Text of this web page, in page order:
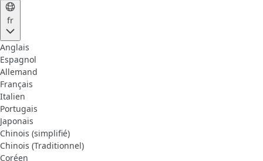
fr
Anglais
Espagnol
Allemand
Français
Italien
Portugais
Japonais
Chinois (simplifié)
Chinois (Traditionnel)
Coréen